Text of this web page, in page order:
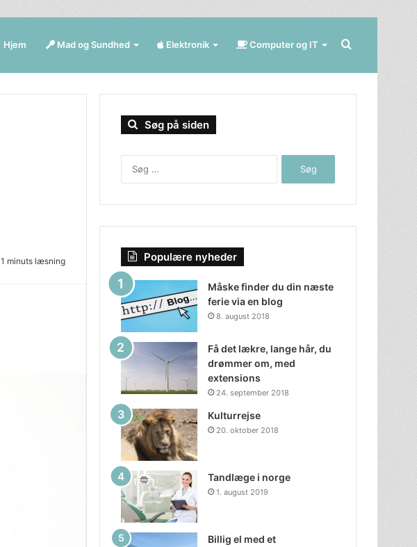
Hjem Mad og Sundhed Elektronik Computer og IT Søg
efter
1 minuts læsning
Søg på siden
Populære nyheder
Måske finder du din næste
ferie via en blog
8. august 2018
Få det lækre, lange hår, du
drømmer om, med
extensions
24. september 2018
Kulturrejse
20. oktober 2018
Tandlæge i norge
1. august 2019
Billig el med et